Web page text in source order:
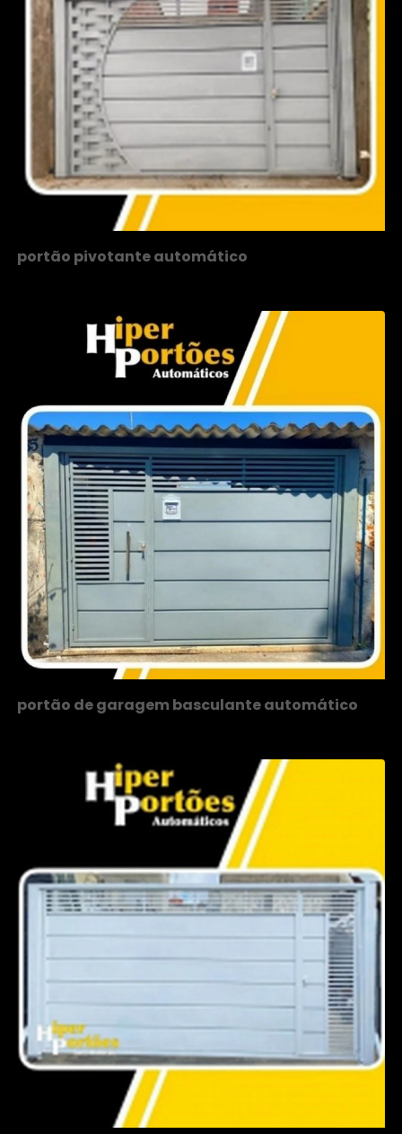
portão pivotante automático
portão de garagem basculante automático